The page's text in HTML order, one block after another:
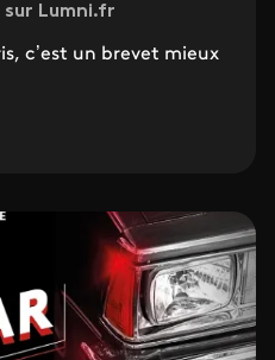
sur Lumni.fr
c’est un brevet mieux